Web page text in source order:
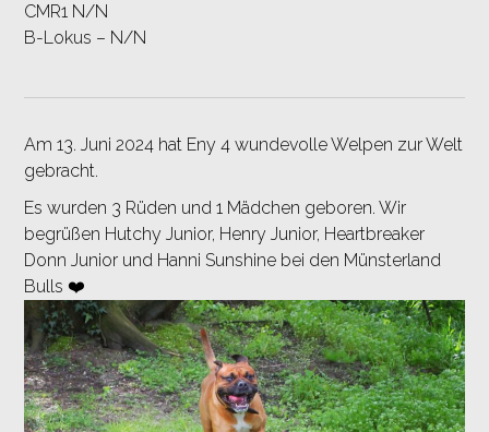
CMR1 N/N
B-Lokus – N/N
Am 13. Juni 2024 hat Eny 4 wundevolle Welpen zur Welt
gebracht.
Es wurden 3 Rüden und 1 Mädchen geboren. Wir
begrüßen Hutchy Junior, Henry Junior, Heartbreaker
Donn Junior und Hanni Sunshine bei den Münsterland
Bulls ❤️